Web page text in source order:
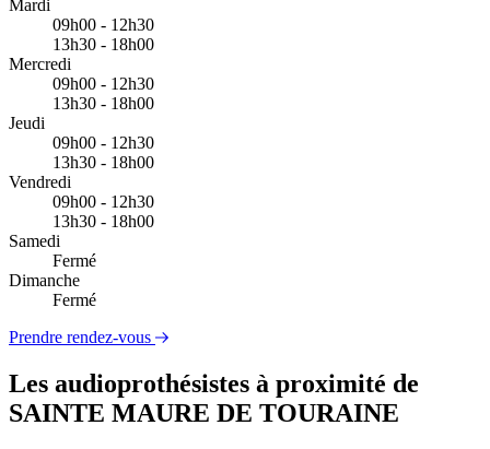
Mardi
09h00 - 12h30
13h30 - 18h00
Mercredi
09h00 - 12h30
13h30 - 18h00
Jeudi
09h00 - 12h30
13h30 - 18h00
Vendredi
09h00 - 12h30
13h30 - 18h00
Samedi
Fermé
Dimanche
Fermé
Prendre rendez-vous
Les audioprothésistes à proximité de
SAINTE MAURE DE TOURAINE